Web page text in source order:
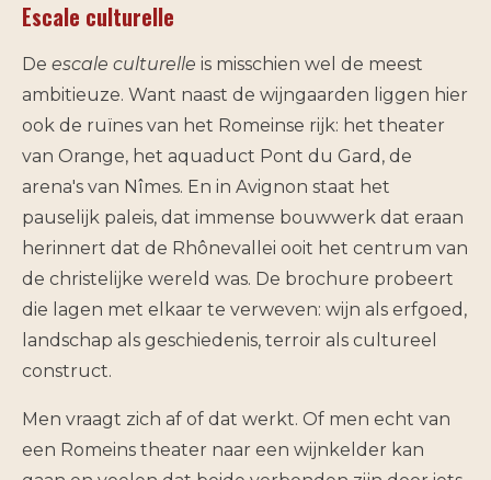
Escale culturelle
De escale culturelle is misschien wel de meest
ambitieuze. Want naast de wijngaarden liggen hier
ook de ruïnes van het Romeinse rijk: het theater
van Orange, het aquaduct Pont du Gard, de
arena's van Nîmes. En in Avignon staat het
pauselijk paleis, dat immense bouwwerk dat eraan
herinnert dat de Rhônevallei ooit het centrum van
de christelijke wereld was. De brochure probeert
die lagen met elkaar te verweven: wijn als erfgoed,
landschap als geschiedenis, terroir als cultureel
construct.
Men vraagt zich af of dat werkt. Of men echt van
een Romeins theater naar een wijnkelder kan